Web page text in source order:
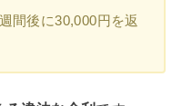
間後に30,000円を返